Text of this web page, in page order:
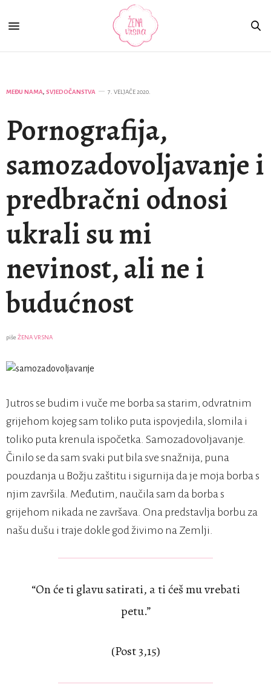
MEĐU NAMA, SVJEDOČANSTVA 7. VELJAČE 2020.
Pornografija,
samozadovoljavanje i
predbračni odnosi
ukrali su mi
nevinost, ali ne i
budućnost
piše ŽENA VRSNA
Jutros se budim i vuče me borba sa starim, odvratnim
grijehom kojeg sam toliko puta ispovjedila, slomila i
toliko puta krenula ispočetka. Samozadovoljavanje.
Činilo se da sam svaki put bila sve snažnija, puna
pouzdanja u Božju zaštitu i sigurnija da je moja borba s
njim završila. Međutim, naučila sam da borba s
grijehom nikada ne završava. Ona predstavlja borbu za
našu dušu i traje dokle god živimo na Zemlji.
“On će ti glavu satirati, a ti ćeš mu vrebati
petu.”
(Post 3,15)